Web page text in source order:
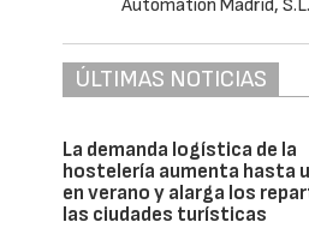
ÚLTIMAS NOTICIAS
La demanda logística de la
hostelería aumenta hasta
en verano y alarga los
las ciudades turísticas